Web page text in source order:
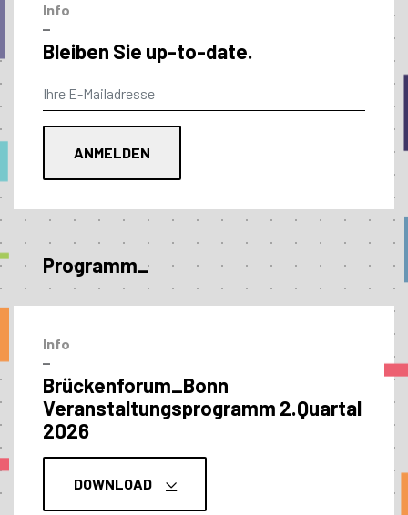
Info
–
Bleiben Sie up-to-date.
Programm_
Info
–
Brückenforum_Bonn
Veranstaltungs­programm 2.Quartal
2026
DOWNLOAD